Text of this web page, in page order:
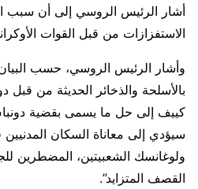
أشار الرئيس الروسي إلى أن سبب
الاستفزازات من قبل القوات
وأشار الرئيس الروسي، حسب
بالأسلحة والذخائر الحديثة من قبل
كييف إلى حل ما يسمى بقضية
سيؤدي إلى معاناة السكان
ولوغانسك الشعبيتين، المضطرين
القصف المتزايد”.